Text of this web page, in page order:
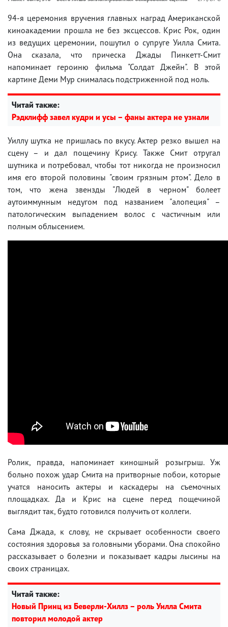
94-я церемония вручения главных наград Американской
киноакадемии прошла не без эксцессов. Крис Рок, один
из ведущих церемонии, пошутил о супруге Уилла Смита.
Она сказала, что прическа Джады Пинкетт-Смит
напоминает героиню фильма "Солдат Джейн". В этой
картине Деми Мур снималась подстриженной под ноль.
Читай также:
Рэдклифф завел кудри и усы – фаны актера не узнали
Уиллу шутка не пришлась по вкусу. Актер резко вышел на
сцену – и дал пощечину Крису. Также Смит отругал
шутника и потребовал, чтобы тот никогда не произносил
имя его второй половины "своим грязным ртом". Дело в
том, что жена звензды "Людей в черном" болеет
аутоиммунным недугом под названием "алопеция" –
патологическим выпадением волос с частичным или
полным облысением.
Ролик, правда, напоминает киношный розыгрыш. Уж
больно похож удар Смита на притворные побои, которые
учатся наносить актеры и каскадеры на съемочных
площадках. Да и Крис на сцене перед пощечиной
выглядит так, будто готовился получить от коллеги.
Сама Джада, к слову, не скрывает особенности своего
состояния здоровья за головными уборами. Она спокойно
рассказывает о болезни и показывает кадры лысины на
своих страницах.
Читай также:
Новый Принц из Беверли-Хиллз – роль Уилла Смита
повторил молодой актер